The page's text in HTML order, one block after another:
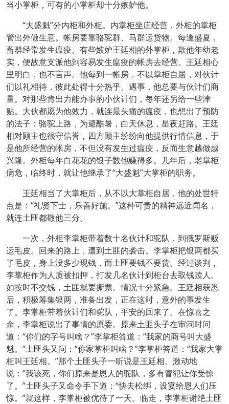
当小掌柜，可有的小掌柜却十分嫉妒他。
“大盛魁”分内柜和外柜。内掌柜坐庄经营，外柜的掌柜
管出外做生意。帐房要靠骆驼群、马群运货物。每逢盛夏，
畜群经常发生瘟疫。有些嫉妒王廷相的外掌柜，欺他年幼老
实，便故意支派他到容易发生瘟疫的帐房去经营。王廷相心
里明白，也不言声。他每到一帐房，不以掌柜自居，对伙计
们以礼相待，彼此处得十分热乎。遇事，他总要与伙计们商
量。对那些肯出力能办事的小伙计们，每年还另给一些津
贴。大伙都愿为他效力，就连最头痛的瘟疫，也想出了预防
的法子：骆驼上路，为避酷暑，白天休息，星夜赶路。王廷
相对顾主也很守信誉，四方顾主纷纷向他提供行情信息，于
是他所经营的帐房，不但没有发生过瘟疫，反而生意越做越
兴隆。外柜每年白花花的银子数他赚得多。几年后，老掌柜
病危，临终时，就让他继承了“大盛魁”大掌柜的职务。
王廷相当了大掌柜后，从不以大掌柜自居，他的处世特
点是：“礼贤下士，乐善好施。”这种可贵的精神远近闻名，
就连土匪都敬他三分。
一次，外柜李掌柜带着数十名伙计和驼队，到俄罗斯贩
运毛皮。回来的路上，遭到土匪的袭击。李掌柜把银两都买
了毛皮，身上没多少现钱，而土匪要钱不要货。经过谈判，
李掌柜作为人质被扣押，打发几名伙计到柜台去取钱赎人。
如按时不交钱，土匪就要撕票。情况十分紧急。王廷相获悉
后，积极筹集银两，准备出发，正在这时，意外的事发生
了。李掌柜带着伙计们和驼队，平安的回来了。在惊喜之
余，李掌柜说出了事情的原委。原来土匪头子在审问时问
道：“你们的字号叫啥？”李掌柜答道：“我家的商号叫大盛
魁。”土匪头又问：“你家掌柜叫啥？”李掌柜答道：“我家大掌
柜叫王廷相。”那个土匪头子一听说是王廷相。激动地
说：“我该死，你们原来是恩人的驼队，多有冒犯让你受惊
了。”土匪头子又命令手下道：“快去松绑，设宴给恩人们压
惊。”就这样，李掌柜被优待了一天。临走，李掌柜谢绝土匪